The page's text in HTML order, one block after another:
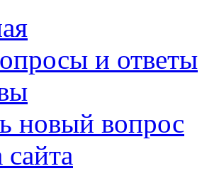
и ответы
новый вопрос
сайта